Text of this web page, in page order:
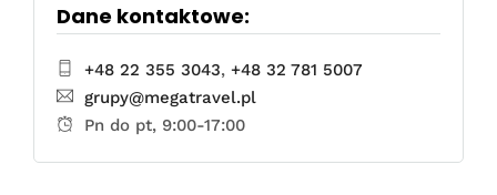
Dane kontaktowe:
+48 22 355 3043, +48 32 781 5007
grupy@megatravel.pl
Pn do pt, 9:00-17:00